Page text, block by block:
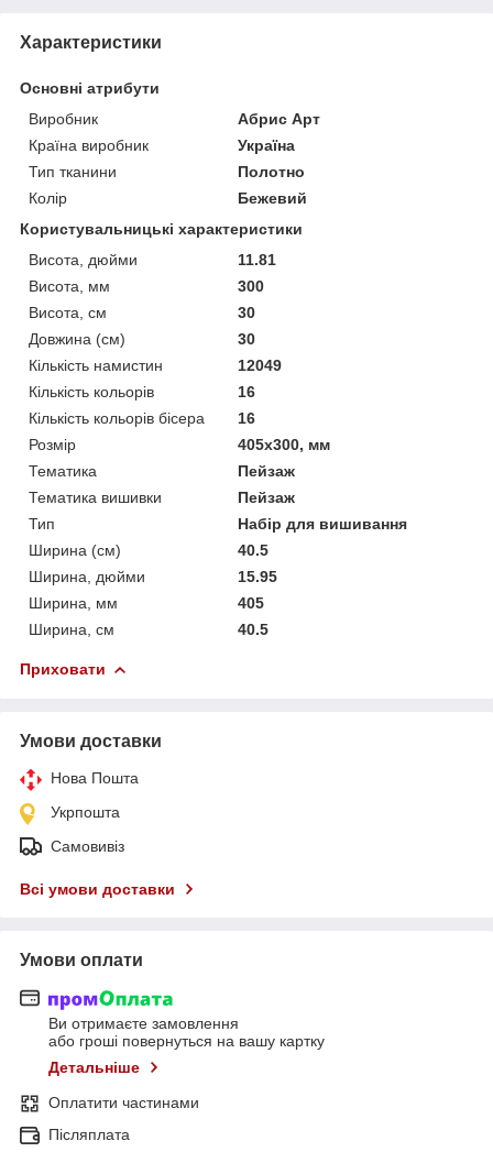
Характеристики
Основні атрибути
Виробник
Абрис Арт
Країна виробник
Україна
Тип тканини
Полотно
Колір
Бежевий
Користувальницькі характеристики
Висота, дюйми
11.81
Висота, мм
300
Висота, см
30
Довжина (см)
30
Кількість намистин
12049
Кількість кольорів
16
Кількість кольорів бісера
16
Розмір
405x300, мм
Тематика
Пейзаж
Тематика вишивки
Пейзаж
Тип
Набір для вишивання
Ширина (см)
40.5
Ширина, дюйми
15.95
Ширина, мм
405
Ширина, см
40.5
Приховати
Умови доставки
Нова Пошта
Укрпошта
Самовивіз
Всі умови доставки
Умови оплати
Ви отримаєте замовлення
або гроші повернуться на вашу картку
Детальніше
Оплатити частинами
Післяплата